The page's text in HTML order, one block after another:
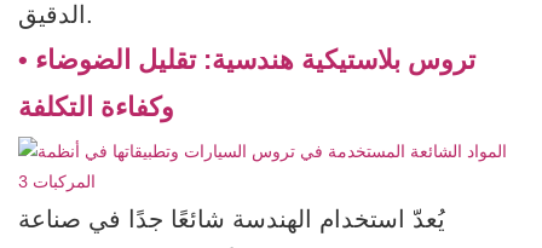
الدقيق.
• تروس بلاستيكية هندسية: تقليل الضوضاء
وكفاءة التكلفة
يُعدّ استخدام الهندسة شائعًا جدًا في صناعة